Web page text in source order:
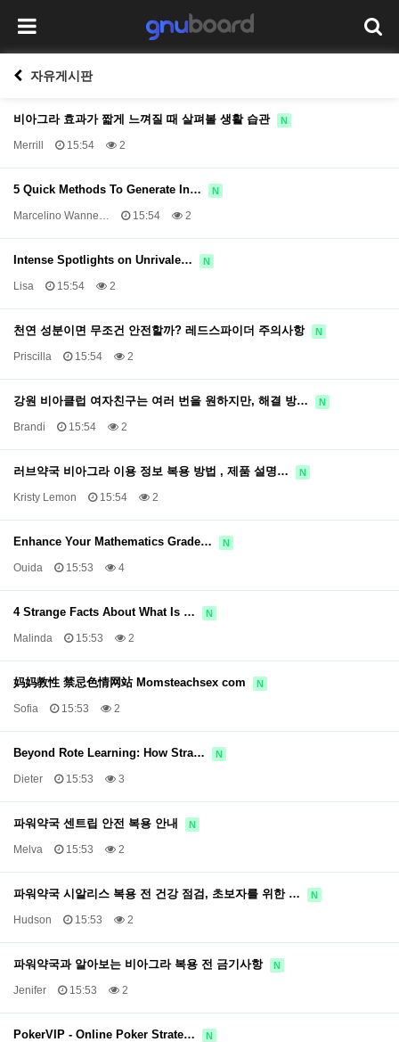
자유게시판
비아그라 효과가 짧게 느껴질 때 살펴볼 생활 습관 N
Merrill 15:54 2
5 Quick Methods To Generate In… N
Marcelino Wanne… 15:54 2
Intense Spotlights on Unrivale… N
Lisa 15:54 2
천연 성분이면 무조건 안전할까? 레드스파이더 주의사항 N
Priscilla 15:54 2
강원 비아클럽 여자친구는 여러 번을 원하지만, 해결 방… N
Brandi 15:54 2
러브약국 비아그라 이용 정보 복용 방법 , 제품 설명… N
Kristy Lemon 15:54 2
Enhance Your Mathematics Grade… N
Ouida 15:53 4
4 Strange Facts About What Is … N
Malinda 15:53 2
妈妈教性 禁忌色情网站 Momsteachsex com N
Sofia 15:53 2
Beyond Rote Learning: How Stra… N
Dieter 15:53 3
파워약국 센트립 안전 복용 안내 N
Melva 15:53 2
파워약국 시알리스 복용 전 건강 점검, 초보자를 위한 … N
Hudson 15:53 2
파워약국과 알아보는 비아그라 복용 전 금기사항 N
Jenifer 15:53 2
PokerVIP - Online Poker Strate… N